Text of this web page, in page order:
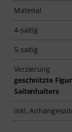
Material
4-saitig
5-saitig
Verzierung
geschnitzte
Saitenhalters
inkl.